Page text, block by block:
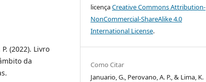
(2022). Livro
da
licençaCreative Commons Attribution-
NonCommercial-ShareAlike 4.0
International License.
Como Citar
Januario, G., Perovano, A. P., & Lima, K.